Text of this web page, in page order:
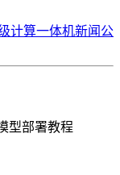
计算一体机新闻公
型部署教程